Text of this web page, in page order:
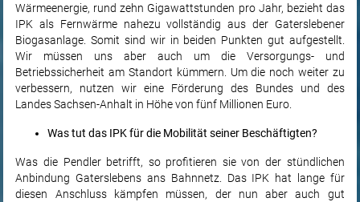
Wärmeenergie, rund zehn Gigawattstunden pro Jahr, bezieht das
IPK als Fernwärme nahezu vollständig aus der Gaterslebener
Biogasanlage. Somit sind wir in beiden Punkten gut aufgestellt.
Wir müssen uns aber auch um die Versorgungs- und
Betriebssicherheit am Standort kümmern. Um die noch weiter zu
verbessern, nutzen wir eine Förderung des Bundes und des
Landes Sachsen-Anhalt in Höhe von fünf Millionen Euro.
Was tut das IPK für die Mobilität seiner Beschäftigten?
Was die Pendler betrifft, so profitieren sie von der stündlichen
Anbindung Gaterslebens ans Bahnnetz. Das IPK hat lange für
diesen Anschluss kämpfen müssen, der nun aber auch gut